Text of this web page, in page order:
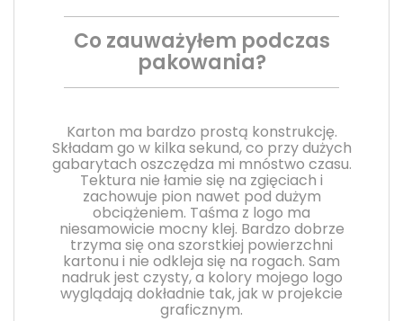
Co zauważyłem podczas
pakowania?
Karton ma bardzo prostą konstrukcję.
Składam go w kilka sekund, co przy dużych
gabarytach oszczędza mi mnóstwo czasu.
Tektura nie łamie się na zgięciach i
zachowuje pion nawet pod dużym
obciążeniem. Taśma z logo ma
niesamowicie mocny klej. Bardzo dobrze
trzyma się ona szorstkiej powierzchni
kartonu i nie odkleja się na rogach. Sam
nadruk jest czysty, a kolory mojego logo
wyglądają dokładnie tak, jak w projekcie
graficznym.